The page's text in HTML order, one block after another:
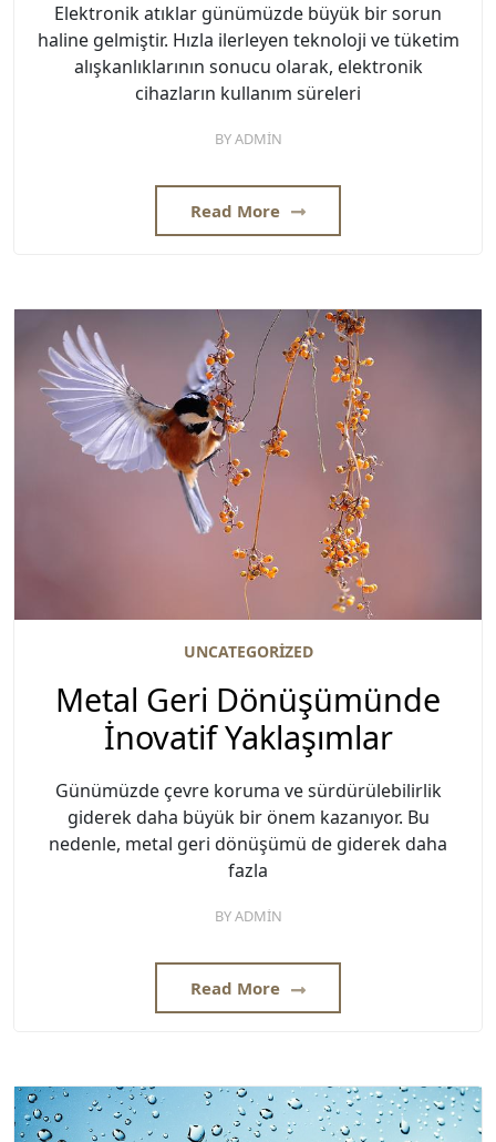
Elektronik atıklar günümüzde büyük bir sorun
haline gelmiştir. Hızla ilerleyen teknoloji ve tüketim
alışkanlıklarının sonucu olarak, elektronik
cihazların kullanım süreleri
BYADMIN
Read More
UNCATEGORIZED
Metal Geri Dönüşümünde
İnovatif Yaklaşımlar
Günümüzde çevre koruma ve sürdürülebilirlik
giderek daha büyük bir önem kazanıyor. Bu
nedenle, metal geri dönüşümü de giderek daha
fazla
BYADMIN
Read More